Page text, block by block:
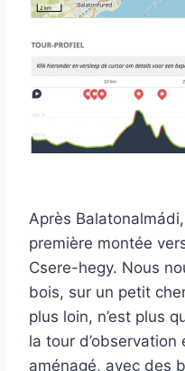
Après
première montée
Csere-hegy. Nous
bois, sur un petit
plus loin, n’est plus
la tour
aménagé, avec des